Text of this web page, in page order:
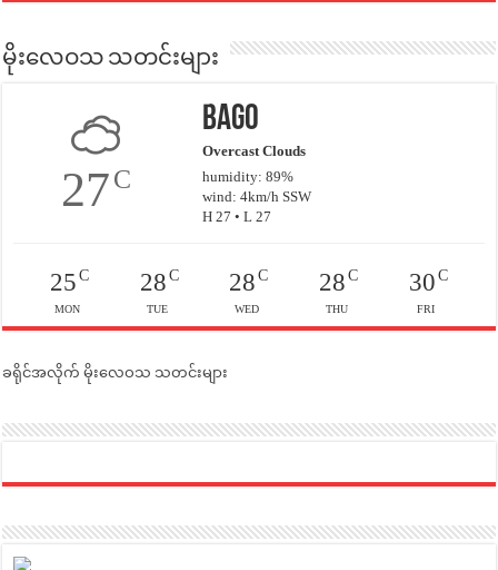
မိုးလေဝသ သတင်းများ
27C
Bago
Overcast Clouds
humidity: 89%
wind: 4km/h SSW
H 27 • L 27
25C
MON
28C
TUE
28 C
WED
28C
THU
30C
FRI
ခရိုင်အလိုက် မိုးလေဝသ သတင်းများ